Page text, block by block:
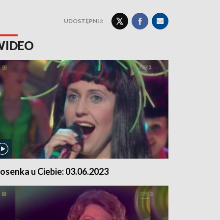
UDOSTĘPNIJ:
u Ciebie: 03.06.2023